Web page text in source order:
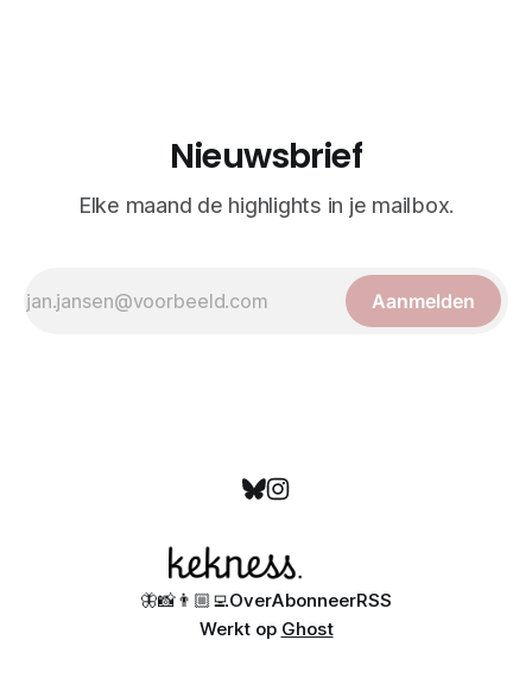
Nieuwsbrief
Elke maand de highlights in je mailbox.
Aanmelden
🦋📸👨🏼‍💻OverAbonneerRSS
Werkt op Ghost